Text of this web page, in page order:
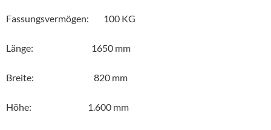
Fassungsvermögen: 100 KG
Länge: 1650 mm
Breite: 820 mm
Höhe: 1.600 mm